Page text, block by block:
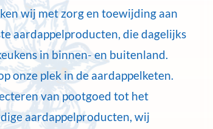
wij met zorg en toewijding aan
aardappelproducten, die dagelijks
in binnen- en buitenland.
onze plek in de aardappelketen.
van pootgoed tot het
aardappelproducten, wij